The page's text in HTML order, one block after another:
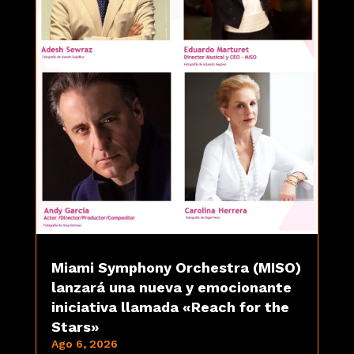
Miami Symphony Orchestra (MISO)
lanzará una nueva y emocionante
iniciativa llamada «Reach for the
Stars»
Ago 6, 2026